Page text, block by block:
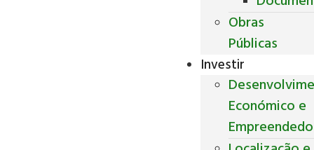
Obras
Públicas
Investir
Económico e